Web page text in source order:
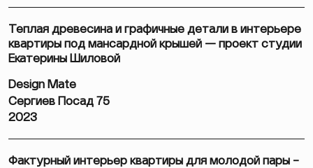
Теплая древесина и графичные детали в интерьере
квартиры под мансардной крышей — проект студии
Екатерины Шиловой
Design Mate
Сергиев Посад 75
2023
Фактурный интерьер квартиры для молодой пары –